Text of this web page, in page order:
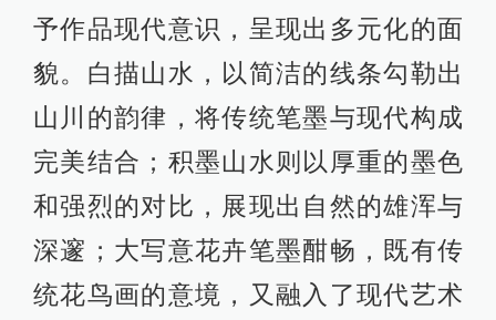
予作品现代意识，呈现出多元化的面
貌。白描山水，以简洁的线条勾勒出
山川的韵律，将传统笔墨与现代构成
完美结合；积墨山水则以厚重的墨色
和强烈的对比，展现出自然的雄浑与
深邃；大写意花卉笔墨酣畅，既有传
统花鸟画的意境，又融入了现代艺术